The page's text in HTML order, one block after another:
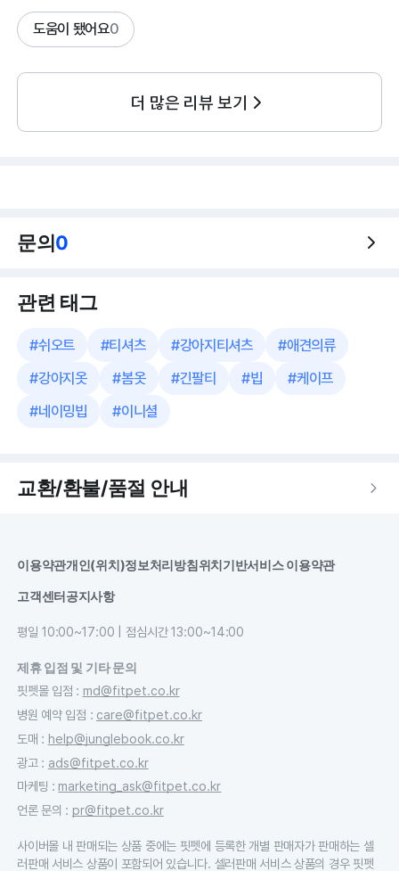
도움이 됐어요0
더 많은 리뷰 보기
문의0
관련 태그
#쉬오트 #티셔츠 #강아지티셔츠 #애견의류
#강아지옷 #봄옷 #긴팔티 #빕 #케이프
#네이밍빕 #이니셜
교환/환불/품절 안내
이용약관개인(위치)정보처리방침위치기반서비스 이용약관
고객센터공지사항
평일 10:00~17:00 | 점심시간 13:00~14:00
제휴 입점 및 기타 문의
핏펫몰 입점 : md@fitpet.co.kr
병원 예약 입점 : care@fitpet.co.kr
도매 : help@junglebook.co.kr
광고: ads@fitpet.co.kr
마케팅 : marketing_ask@fitpet.co.kr
언론 문의 : pr@fitpet.co.kr
사이버몰 내 판매되는 상품 중에는 핏펫에 등록한 개별 판매자가 판매하는 셀
러판매 서비스 상품이 포함되어 있습니다. 셀러판매 서비스 상품의 경우 핏펫